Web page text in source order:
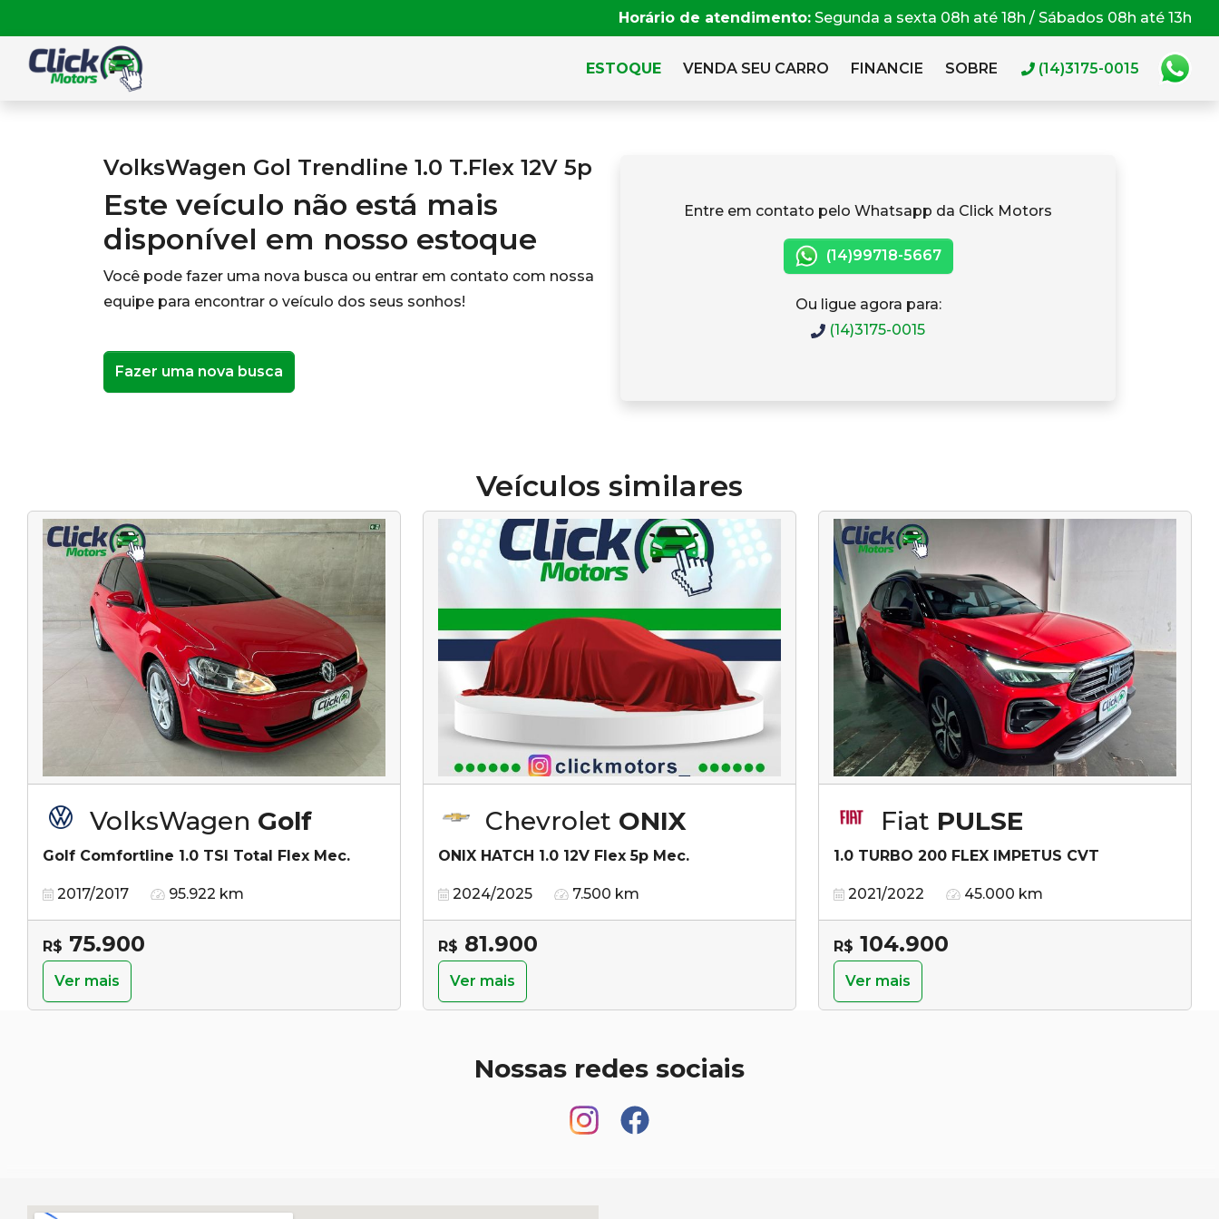
Horário de atendimento: Segunda a sexta 08h até 18h / Sábados 08h até 13h
ESTOQUE VENDA SEU CARRO FINANCIE SOBRE (14)3175-0015
VolksWagen Gol Trendline 1.0 T.Flex 12V 5p
Este veículo não está mais
disponível em nosso estoque
Você pode fazer uma nova busca ou entrar em contato com nossa
equipe para encontrar o veículo dos seus sonhos!
Fazer uma nova busca
Entre em contato pelo Whatsapp da Click Motors
(14)99718-5667
Ou ligue agora para:
(14)3175-0015
Veículos similares
VolksWagen Golf
Golf Comfortline 1.0 TSI Total Flex Mec.
2017/2017 95.922 km
R$ 75.900
Ver mais
Chevrolet ONIX
ONIX HATCH 1.0 12V Flex 5p Mec.
2024/2025 7.500 km
R$ 81.900
Ver mais
Fiat PULSE
1.0 TURBO 200 FLEX IMPETUS CVT
2021/2022 45.000 km
R$ 104.900
Ver mais
Nossas redes sociais